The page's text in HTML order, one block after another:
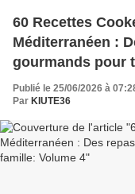
60 Recettes
Méditerranéen :
gourmands pour
Publié le 25/06/2026 à
Par KIUTE36